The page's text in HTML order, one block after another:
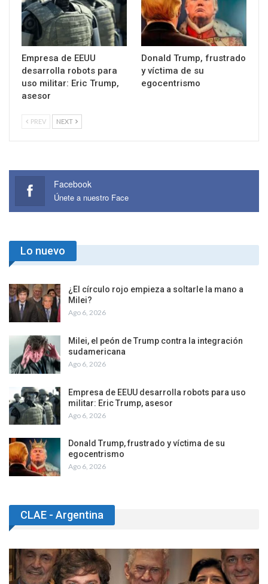
Empresa de EEUU
desarrolla robots para
uso militar: Eric Trump,
asesor
Donald Trump, frustrado
y víctima de su
egocentrismo
PREV NEXT
Facebook
Únete a nuestro Face
Lo nuevo
¿El círculo rojo empieza a soltarle la mano a
Milei?
Ago 6, 2026
Milei, el peón de Trump contra la integración
sudamericana
Ago 6, 2026
Empresa de EEUU desarrolla robots para uso
militar: Eric Trump, asesor
Ago 6, 2026
Donald Trump, frustrado y víctima de su
egocentrismo
Ago 6, 2026
CLAE - Argentina